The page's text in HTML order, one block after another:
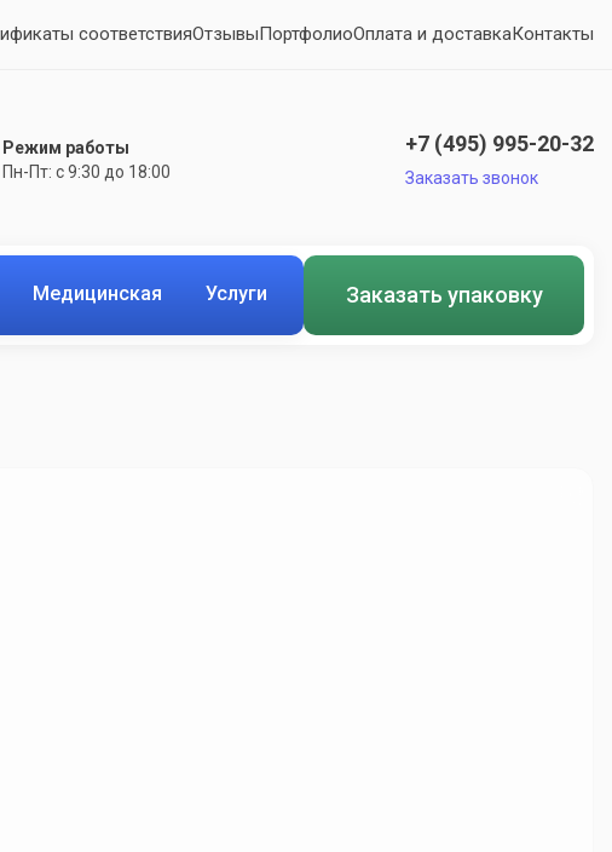
соответствияОтзывыПортфолиоОплата и доставкаКонтакты
Режим работы
Пн-Пт: с 9:30 до 18:00
+7 (495) 995-20-32
Заказать звонок
Медицинская Услуги Заказать упаковку